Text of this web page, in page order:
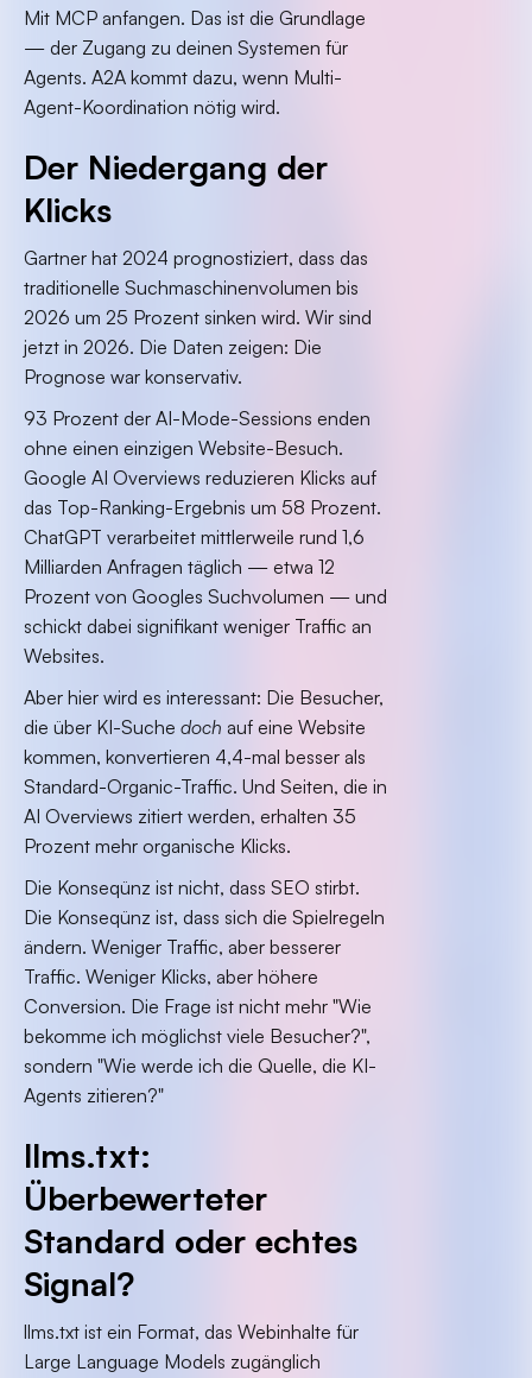
Mit MCP anfangen. Das ist die Grundlage
— der Zugang zu deinen Systemen für
Agents. A2A kommt dazu, wenn Multi-
Agent-Koordination nötig wird.
Der Niedergang der
Klicks
Gartner hat 2024 prognostiziert, dass das
traditionelle Suchmaschinenvolumen bis
2026 um 25 Prozent sinken wird. Wir sind
jetzt in 2026. Die Daten zeigen: Die
Prognose war konservativ.
93 Prozent der AI-Mode-Sessions enden
ohne einen einzigen Website-Besuch.
Google AI Overviews reduzieren Klicks auf
das Top-Ranking-Ergebnis um 58 Prozent.
ChatGPT verarbeitet mittlerweile rund 1,6
Milliarden Anfragen täglich — etwa 12
Prozent von Googles Suchvolumen — und
schickt dabei signifikant weniger Traffic an
Websites.
Aber hier wird es interessant: Die Besucher,
die über KI-Suche doch auf eine Website
kommen, konvertieren 4,4-mal besser als
Standard-Organic-Traffic. Und Seiten, die in
AI Overviews zitiert werden, erhalten 35
Prozent mehr organische Klicks.
Die Konseqünz ist nicht, dass SEO stirbt.
Die Konseqünz ist, dass sich die Spielregeln
ändern. Weniger Traffic, aber besserer
Traffic. Weniger Klicks, aber höhere
Conversion. Die Frage ist nicht mehr "Wie
bekomme ich möglichst viele Besucher?",
sondern "Wie werde ich die Quelle, die KI-
Agents zitieren?"
llms.txt:
Überbewerteter
Standard oder echtes
Signal?
llms.txt ist ein Format, das Webinhalte für
Large Language Models zugänglich